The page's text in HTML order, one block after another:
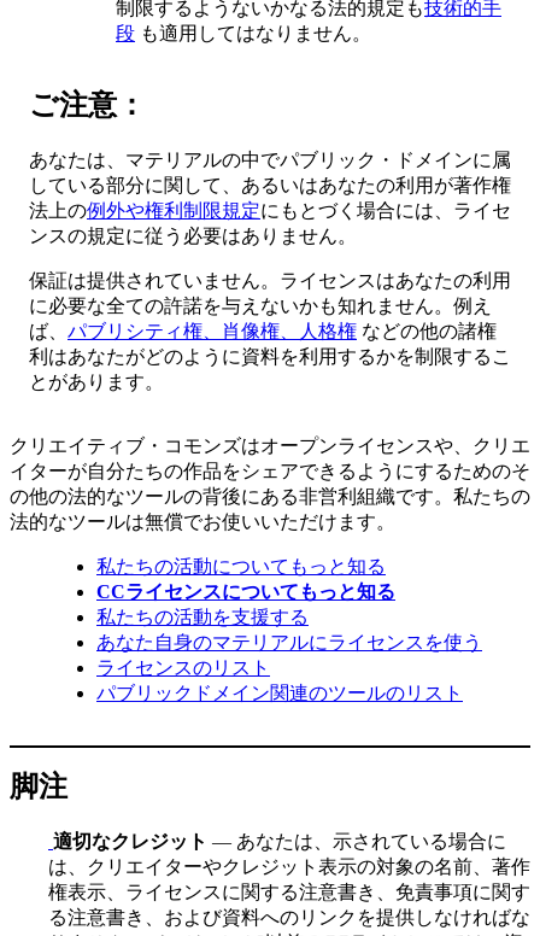
制限するようないかなる法的規定も技術的手
段 も適用してはなりません。
ご注意：
あなたは、マテリアルの中でパブリック・ドメインに属
している部分に関して、あるいはあなたの利用が著作権
法上の例外や権利制限規定にもとづく場合には、ライセ
ンスの規定に従う必要はありません。
保証は提供されていません。ライセンスはあなたの利用
に必要な全ての許諾を与えないかも知れません。例え
ば、 パブリシティ権、肖像権、人格権 などの他の諸権
利はあなたがどのように資料を利用するかを制限するこ
とがあります。
クリエイティブ・コモンズはオープンライセンスや、クリエ
イターが自分たちの作品をシェアできるようにするためのそ
の他の法的なツールの背後にある非営利組織です。私たちの
法的なツールは無償でお使いいただけます。
私たちの活動についてもっと知る
CCライセンスについてもっと知る
私たちの活動を支援する
あなた自身のマテリアルにライセンスを使う
ライセンスのリスト
パブリックドメイン関連のツールのリスト
脚注
適切なクレジット — あなたは、示されている場合に
は、クリエイターやクレジット表示の対象の名前、著作
権表示、ライセンスに関する注意書き、免責事項に関す
る注意書き、および資料へのリンクを提供しなければな